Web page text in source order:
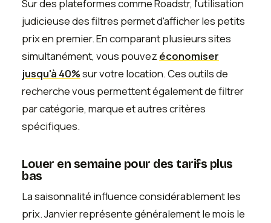
Sur des plateformes comme Roadstr, l'utilisation
judicieuse des filtres permet d'afficher les petits
prix en premier. En comparant plusieurs sites
simultanément, vous pouvez économiser
jusqu'à 40%sur votre location. Ces outils de
recherche vous permettent également de filtrer
par catégorie, marque et autres critères
spécifiques.
Louer en semaine pour des tarifs plus
bas
La saisonnalité influence considérablement les
prix. Janvier représente généralement le mois le